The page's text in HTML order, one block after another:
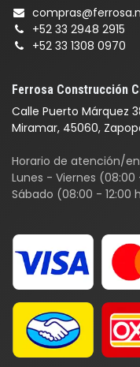
Ferrosa Construcción
Calle Puerto Márquez
Miramar, 45060,
Horario de atención/
Lunes - Viernes (08:00
Sábado (08:00 - 12:00
+52 33 2948 2915
+52 33 1308 0970